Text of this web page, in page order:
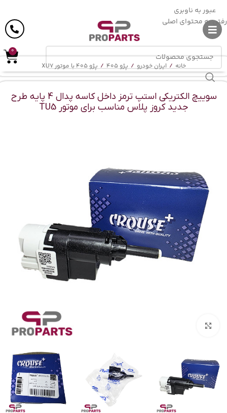
عبور به ناوبری
رفتن به محتوای اصلی
ارسال رایگان
0
خانه/ایران خودرو/پژو 405 /پژو 405 با موتور XU7
سوییچ الکتریکی استپ ترمز داخل کاسه پدال 4 پایه طرح
جدید کروز پلاس مناسب برای موتور TU5